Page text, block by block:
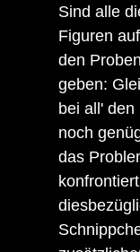
Sind alle
Figuren
den
geben:
bei all'
noch
das